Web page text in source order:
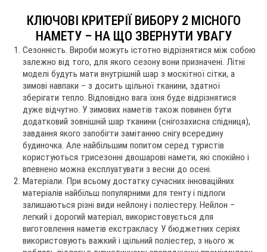
КЛЮЧОВІ КРИТЕРІЇ ВИБОРУ 2 МІСНОГО
НАМЕТУ – НА ЩО ЗВЕРНУТИ УВАГУ
Сезонність. Вироби можуть істотно відрізнятися між собою
залежно від того, для якого сезону вони призначені. Літні
моделі будуть мати внутрішній шар з москітної сітки, а
зимові навпаки – з досить щільної тканини, здатної
зберігати тепло. Відповідно вага їхня буде відрізнятися
дуже відчутно. У зимових наметів також повинен бути
додатковий зовнішній шар тканини (снігозахисна спідниця),
завдання якого запобігти замітанню снігу всередину
будиночка. Але найбільшим попитом серед туристів
користуються трисезонні двошарові намети, які спокійно і
впевнено можна експлуатувати з весни до осені.
Матеріали. При всьому достатку сучасних інноваційних
матеріалів найбільш популярними для тенту і підлоги
залишаються різні види нейлону і поліестеру. Нейлон –
легкий і дорогий матеріал, використовується для
виготовлення наметів екстракласу. У бюджетних серіях
використовують важкий і щільний поліестер, з нього ж